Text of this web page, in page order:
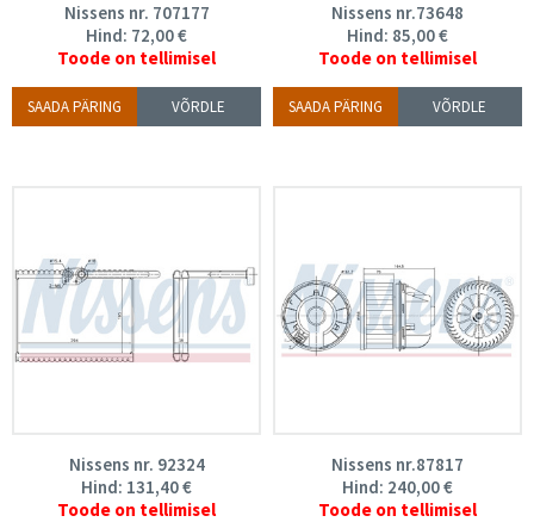
Nissens nr. 707177
Hind: 72,00€
Toode on tellimisel
SAADA PÄRING VÕRDLE
Nissens nr.73648
Hind: 85,00€
Toode on tellimisel
SAADA PÄRING VÕRDLE
Nissens nr. 92324
Hind: 131,40€
Toode on tellimisel
Nissens nr.87817
Hind: 240,00€
Toode on tellimisel